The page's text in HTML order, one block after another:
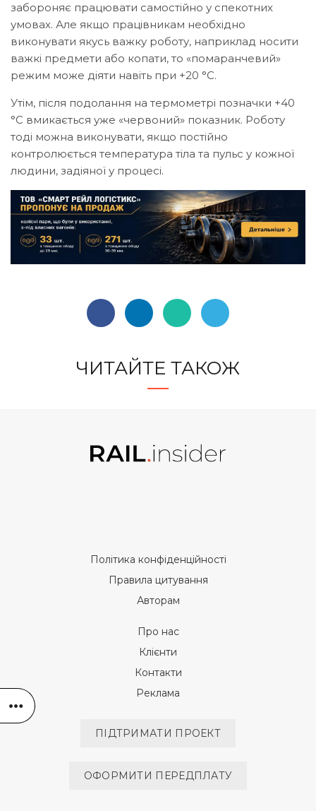
забороняє працювати самостійно у спекотних
умовах. Але якщо працівникам необхідно
виконувати якусь важку роботу, наприклад носити
важкі предмети або копати, то «помаранчевий»
режим може діяти навіть при +20 °С.
Утім, після подолання на термометрі позначки +40
°С вмикається уже «червоний» показник. Роботу
тоді можна виконувати, якщо постійно
контролюється температура тіла та пульс у кожної
людини, задіяної у процесі.
ЧИТАЙТЕ ТАКОЖ
Політика конфіденційності
Правила цитування
Авторам
Про нас
Клієнти
Контакти
Реклама
ПІДТРИМАТИ ПРОЕКТ
ОФОРМИТИ ПЕРЕДПЛАТУ